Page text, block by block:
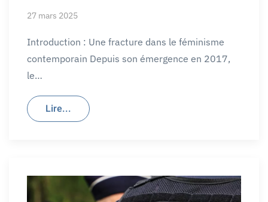
27 mars 2025
Introduction : Une fracture dans le féminisme
contemporain Depuis son émergence en 2017,
le…
Lire...